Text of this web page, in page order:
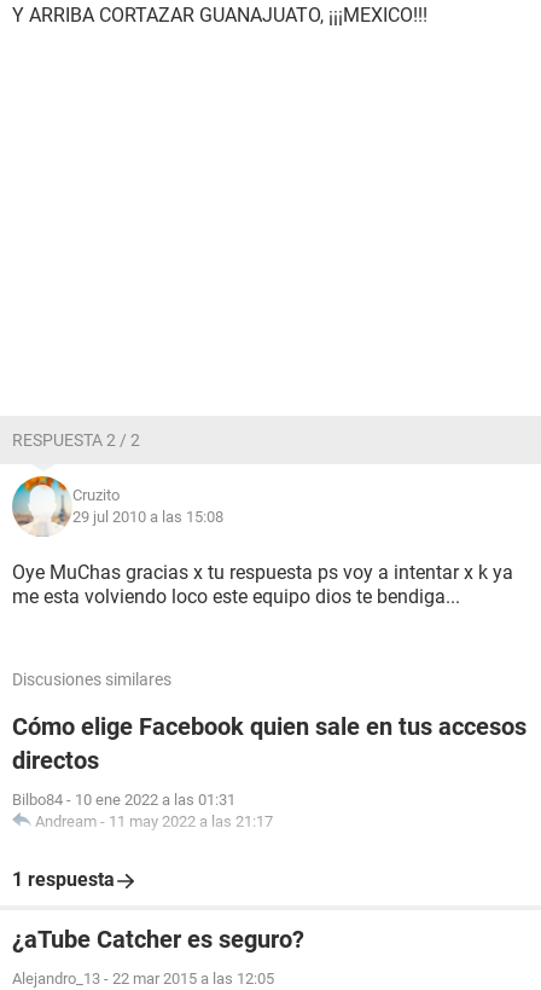
Y ARRIBA CORTAZAR GUANAJUATO, ¡¡¡MEXICO!!!
RESPUESTA 2 / 2
Cruzito
29 jul 2010 a las 15:08
Oye MuChas gracias x tu respuesta ps voy a intentar x k ya
me esta volviendo loco este equipo dios te bendiga...
Discusiones similares
Cómo elige Facebook quien sale en tus accesos
directos
Bilbo84 - 10 ene 2022 a las 01:31
Andream - 11 may 2022 a las 21:17
1 respuesta
¿aTube Catcher es seguro?
Alejandro_13 - 22 mar 2015 a las 12:05